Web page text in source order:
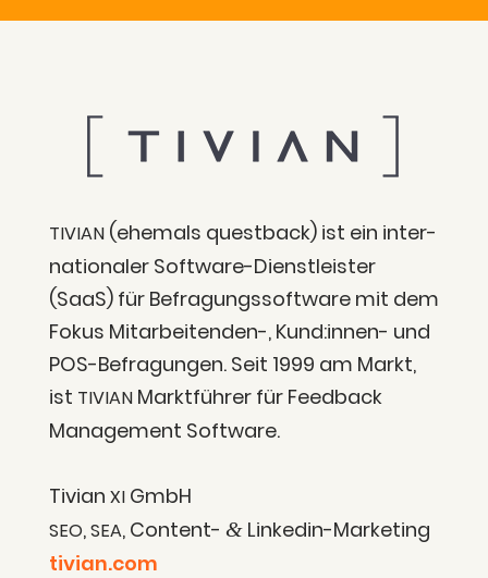
TIVIAN(ehe­mals quest­back) ist ein inter­
na­tio­na­ler Soft­ware-Dienst­leis­ter
(SaaS) für Befra­gungs­soft­ware mit dem
Fokus Mit­ar­bei­ten­den-, Kund:innen- und
POS-Befra­gun­gen. Seit 1999 am Markt,
ist TIVIANMarkt­füh­rer für Feed­back
Manage­ment Software.
Tivi­an XIGmbH
SEO,SEA, Con­tent- &Lin­ke­din-Mar­ke­ting
tivian.com